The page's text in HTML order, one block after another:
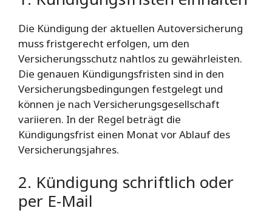
Die Kündigung der aktuellen Autoversicherung
muss fristgerecht erfolgen, um den
Versicherungsschutz nahtlos zu gewährleisten.
Die genauen Kündigungsfristen sind in den
Versicherungsbedingungen festgelegt und
können je nach Versicherungsgesellschaft
variieren. In der Regel beträgt die
Kündigungsfrist einen Monat vor Ablauf des
Versicherungsjahres.
2. Kündigung schriftlich oder
per E-Mail